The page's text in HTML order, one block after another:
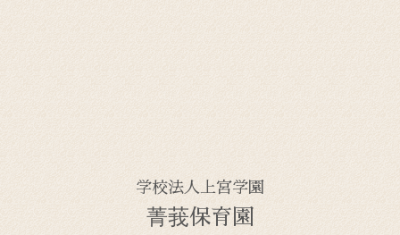
学校法人上宮学園
菁莪保育園